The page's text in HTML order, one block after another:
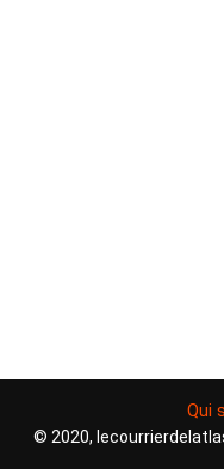
Qui
© 2020,